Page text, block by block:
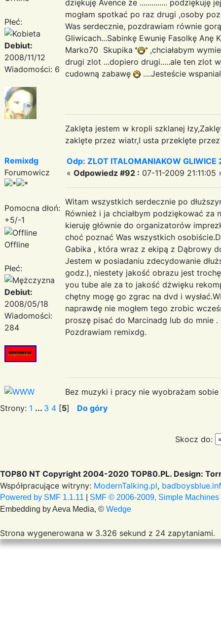
Płeć:
Debiut:
2008/11/12
Wiadomości: 6
dziękuję Avence że .............. podziękuję
mogłam spotkać po raz drugi ,osoby
Was serdecznie, pozdrawiam równie
Gliwicach...Sabinkę Ewunię Fasolkę Anę
Marko70 Skupika
,chciałabym
drugi zlot ...dopiero drugi.....ale ten zlot
cudowną zabawę
....Jesteście
Zaklęta jestem w kropli szklanej
zaklęte przez wiatr,I usta przeklęte przez
Remixdg
Forumowicz
Pomocna dłoń:
+5/-1
Offline
Płeć:
Debiut:
2008/05/18
Wiadomości:
284
Odp: ZLOT ITALOMANIAKOW
« Odpowiedz #92 : 07-11-2009 21:11:05
Witam wszystkich serdecznie po
Również i ja chciałbym podziękować za
kieruję głównie do organizatorów
choć poznać Was wszystkich
Gabika , która wraz z ekipą z Dąbrowy
Jestem w posiadaniu zdecydowanie
godz.), niestety jakość obrazu jest
you tube ale za to jakość dżwięku
chętny mogę go zgrac na dvd i
naprawdę nie mogłem tego zrobic
proszę pisać do Marcinadg lub do mnie .
Pozdrawiam remixdg.
Bez muzyki i pracy nie wyobrażam sobie
Strony: 1 ... 3 4 [5] Do góry
Skocz do:
TOP80 NT Copyright 2004-2020 TOP80.PL. Design:
Współpracujące witryny: ModernTalking.pl,
Powered by SMF 1.1.11
SMF © 2006-2009, Simple Machines
Embedding by Aeva Media, © Wedge
Strona wygenerowana w 3.326 sekund z 24 zapytaniami.